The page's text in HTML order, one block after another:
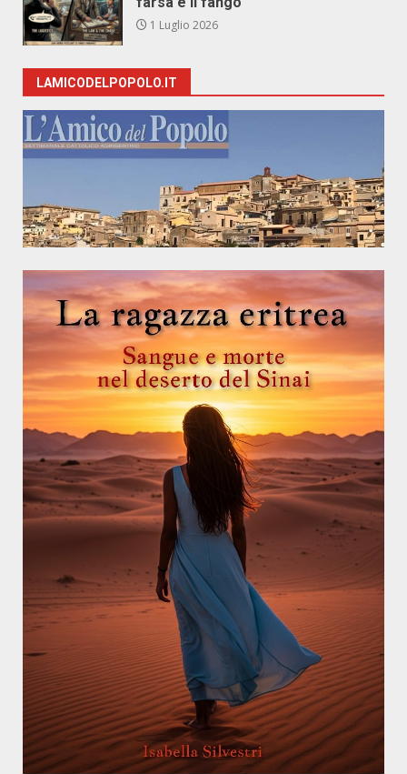
1 Luglio 2026
LAMICODELPOPOLO.IT